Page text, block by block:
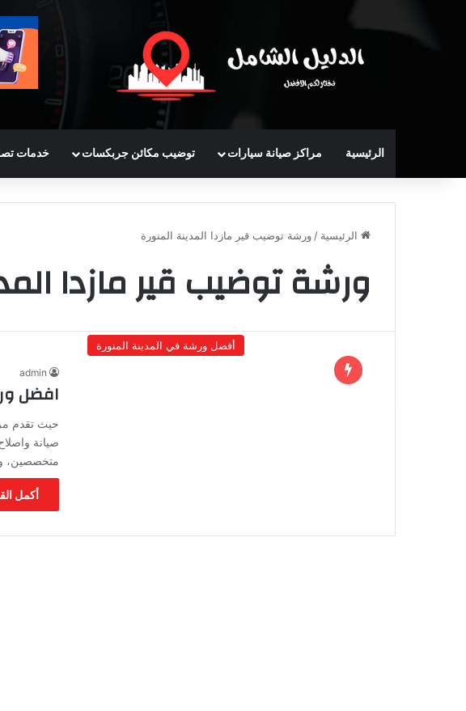
الرئيسية مراكز صيانة سيارات توضيب مكائن جربكسات خدمات
الرئيسية /ورشة توضيب قير مازدا المدينة المنورة
ورشة توضيب قير مازدا
أفضل ورشة في المدينة المنورة
admin
افضل
حيث تقدم
صيانة
متخصصين،
أكمل